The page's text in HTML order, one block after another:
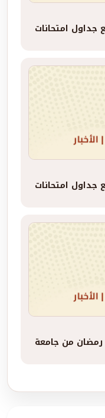
جداول امتحانات
جداول امتحانات
رمضان من جامعة